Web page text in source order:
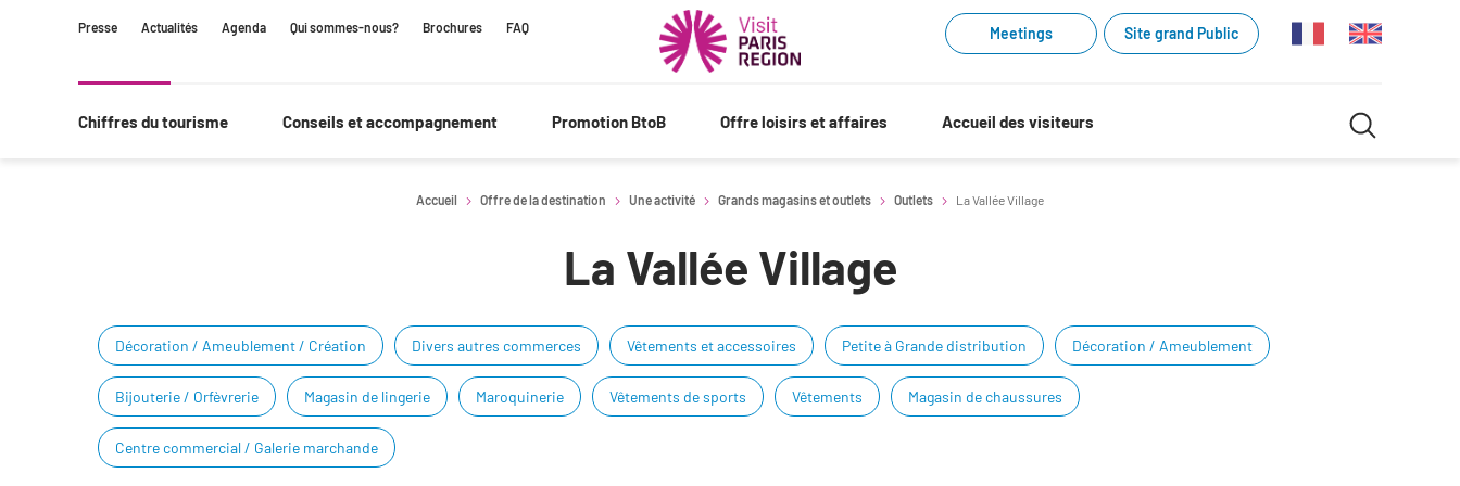
Navigation
RecherchePresse Actualités Agenda Qui sommes-nous? Brochures FAQ Meetings Site grand Public
Chiffres du tourisme Conseils et accompagnement Promotion BtoB Offre loisirs et affaires Accueil des visiteurs Recherche
Accueil Offre de la destination Une activité Grands magasins et outlets Outlets La Vallée Village
La Vallée Village
Décoration / Ameublement / Création Divers autres commerces Vêtements et accessoires Petite à Grande distribution Décoration / Ameublement
Bijouterie / Orfèvrerie Magasin de lingerie Maroquinerie Vêtements de sports Vêtements Magasin de chaussures
Centre commercial / Galerie marchande